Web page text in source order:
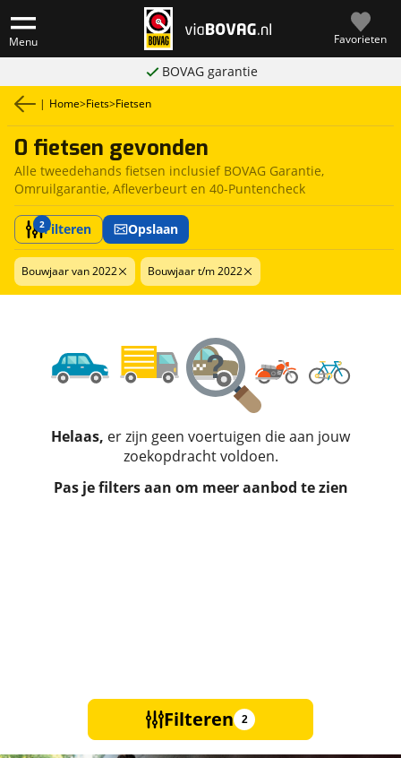
Menu Favorieten
BOVAG garantie
| Home>Fiets>Fietsen
0 fietsen gevonden
Alle tweedehands fietsen inclusief BOVAG Garantie,
Omruilgarantie, Afleverbeurt en 40-Puntencheck
2Filteren Opslaan
Bouwjaar van 2022 Bouwjaar t/m 2022
Helaas, er zijn geen voertuigen die aan jouw
zoekopdracht voldoen.
Pas je filters aan om meer aanbod te zien
Filteren 2